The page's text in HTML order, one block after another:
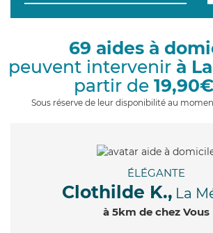
69 aides à
peuvent intervenir à
partir de
Sous réserve de leur disponibilité au
ÉLÉGANTE
Clothilde K., La
à 5km de chez Vous